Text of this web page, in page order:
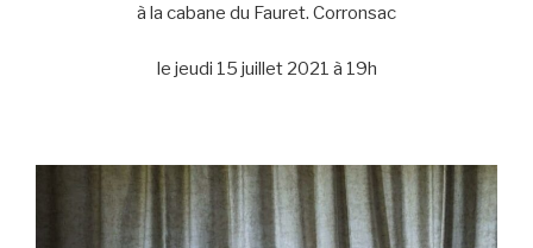
à la cabane du Fauret. Corronsac
le jeudi 15 juillet 2021 à 19h